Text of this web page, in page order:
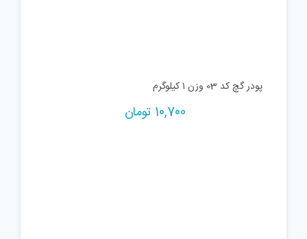
پودر گچ کد 03 وزن ۱ کیلوگرم
10,700 تومان